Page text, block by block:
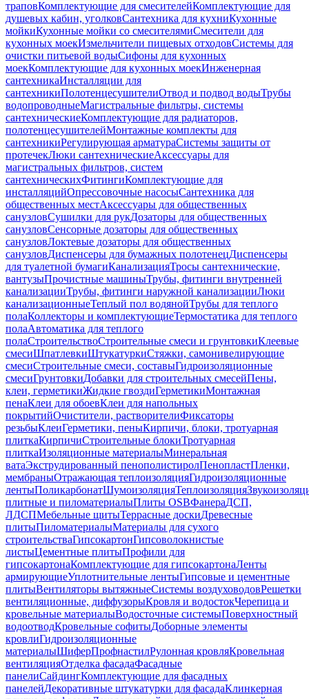
траповКомплектующие для смесителейКомплектующие для
душевых кабин, уголковСантехника для кухниКухонные
мойкиКухонные мойки со смесителямиСмесители для
кухонных моекИзмельчители пищевых отходовСистемы для
очистки питьевой водыСифоны для кухонных
моекКомплектующие для кухонных моекИнженерная
сантехникаИнсталляции для
сантехникиПолотенцесушителиОтвод и подвод водыТрубы
водопроводныеМагистральные фильтры, системы
сантехническиеКомплектующие для радиаторов,
полотенцесушителейМонтажные комплекты для
сантехникиРегулирующая арматураСистемы защиты от
протечекЛюки сантехническиеАксессуары для
магистральных фильтров, систем
сантехническихФитингиКомплектующие для
инсталляцийОпрессовочные насосыСантехника для
общественных местАксессуары для общественных
санузловСушилки для рукДозаторы для общественных
санузловСенсорные дозаторы для общественных
санузловЛоктевые дозаторы для общественных
санузловДиспенсеры для бумажных полотенецДиспенсеры
для туалетной бумагиКанализацияТросы сантехнические,
вантузыПрочистные машиныТрубы, фитинги внутренней
канализацииТрубы, фитинги наружной канализацииЛюки
канализационныеТеплый пол водянойТрубы для теплого
полаКоллекторы и комплектующиеТермостатика для теплого
полаАвтоматика для теплого
полаСтроительствоСтроительные смеси и грунтовкиКлеевые
смесиШпатлевкиШтукатуркиСтяжки, самонивелирующие
смесиСтроительные смеси, составыГидроизоляционные
смесиГрунтовкиДобавки для строительных смесейПены,
клеи, герметикиЖидкие гвоздиГерметикиМонтажная
пенаКлеи для обоевКлеи для напольных
покрытийОчистители, растворителиФиксаторы
резьбыКлеиГерметики, пеныКирпичи, блоки, тротуарная
плиткаКирпичиСтроительные блокиТротуарная
плиткаИзоляционные материалыМинеральная
ватаЭкструдированный пенополистиролПенопластПленки,
мембраныОтражающая теплоизоляцияГидроизоляционные
лентыПоликарбонатШумоизоляцияТеплоизоляция
плитные и пиломатериалыПлиты OSBФанераДСП,
ЛДСПМебельные щитыТеррасные доскиДревесные
плитыПиломатериалыМатериалы для сухого
строительстваГипсокартонГипсоволокнистые
листыЦементные плитыПрофили для
гипсокартонаКомплектующие для гипсокартонаЛенты
армирующиеУплотнительные лентыГипсовые и цементные
плитыВентиляторы вытяжныеСистемы воздуховодовРешетки
вентиляционные, диффузорыКровля и водостокЧерепица и
кровельные материалыВодосточные системыПоверхностный
водоотводКровельные софитыДоборные элементы
кровлиГидроизоляционные
материалыШиферПрофнастилРулонная кровляКровельная
вентиляцияОтделка фасадаФасадные
панелиСайдингКомплектующие для фасадных
панелейДекоративные штукатурки для фасадаКлинкерная